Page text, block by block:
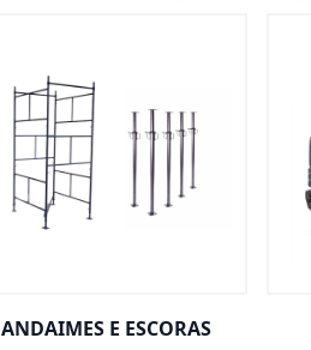
ANDAIMES E ESCORAS